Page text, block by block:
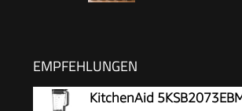
EMPFEHLUNGEN
KitchenAid